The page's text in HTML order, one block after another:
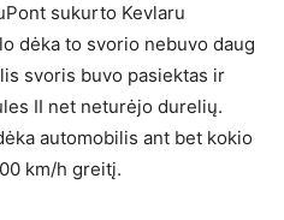
sukurto Kevlaru
dėka to svorio nebuvo daug
svoris buvo pasiektas ir
II net neturėjo durelių.
automobilis ant bet kokio
km/h greitį.